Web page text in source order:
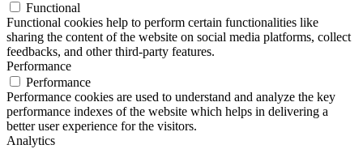
Functional
Functional cookies help to perform certain functionalities like
sharing the content of the website on social media platforms, collect
feedbacks, and other third-party features.
Performance
Performance
Performance cookies are used to understand and analyze the key
performance indexes of the website which helps in delivering a
better user experience for the visitors.
Analytics